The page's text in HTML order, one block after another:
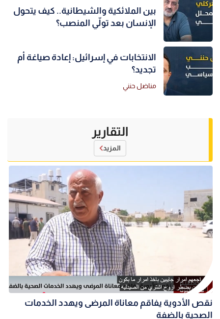
بين الملائكية والشيطانية.. كيف يتحول
الإنسان بعد تولّي المنصب؟
الانتخابات في إسرائيل: إعادة صياغة أم
تجديد؟
مناضل حنني
التقارير
المزيد
نقص الأدوية يفاقم معاناة المرضى ويهدد الخدمات
الصحية بالضفة